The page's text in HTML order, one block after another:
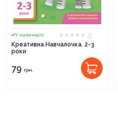
У наявності
0
Креативна Навчалочка. 2-3
роки
79 грн.